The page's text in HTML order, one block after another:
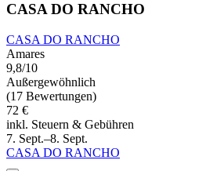
CASA DO RANCHO
CASA DO RANCHO
Amares
9,8/10
Außergewöhnlich
(17 Bewertungen)
72 €
inkl. Steuern & Gebühren
7. Sept.–8. Sept.
CASA DO RANCHO